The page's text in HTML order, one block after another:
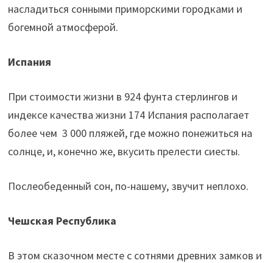
насладиться сонными приморскими городками и
богемной атмосферой.
Испания
При стоимости жизни в 924 фунта стерлингов и
индексе качества жизни 174 Испания располагает
более чем 3 000 пляжей, где можно понежиться на
солнце, и, конечно же, вкусить прелести сиесты.
Послеобеденный сон, по-нашему, звучит неплохо.
Чешская Республика
В этом сказочном месте с сотнями древних замков и